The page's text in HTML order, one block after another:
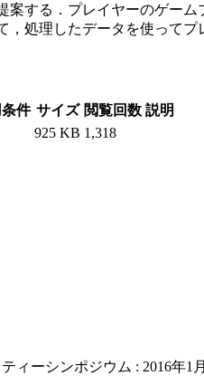
案する．プレイヤーのゲー
，処理したデータを使ってプ
件 サイズ 閲覧回数 説明
925 KB 1,318
ィーシンポジウム : 2016年